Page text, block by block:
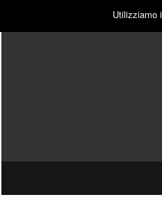
SABATO, 8
Utilizziamo